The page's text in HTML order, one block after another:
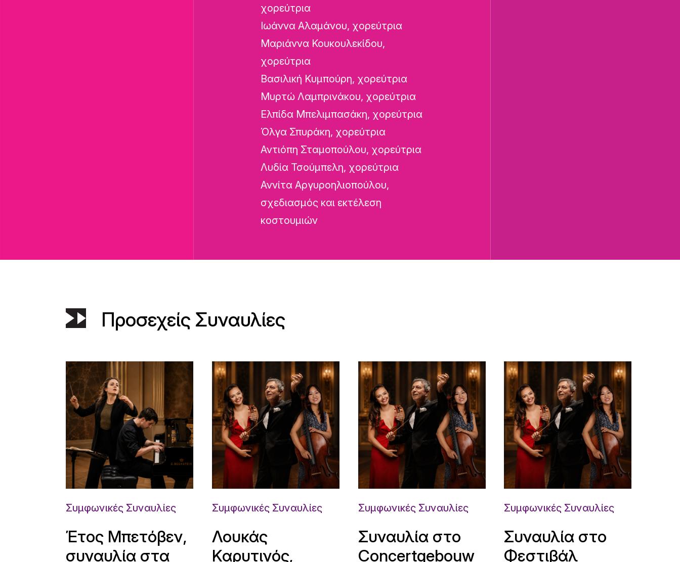
χορεύτρια
Ιωάννα Αλαμάνου, χορεύτρια
Μαριάννα Κουκουλεκίδου,
χορεύτρια
Βασιλική Κυμπούρη, χορεύτρια
Μυρτώ Λαμπρινάκου, χορεύτρια
Ελπίδα Μπελιμπασάκη, χορεύτρια
Όλγα Σπυράκη, χορεύτρια
Αντιόπη Σταμοπούλου, χορεύτρια
Λυδία Τσούμπελη, χορεύτρια
Αννίτα Αργυροηλιοπούλου,
σχεδιασμός και εκτέλεση
κοστουμιών
Προσεχείς Συναυλίες
Συμφωνικές Συναυλίες
Έτος Μπετόβεν,
συναυλία στα
Συμφωνικές Συναυλίες
Λουκάς
Καρυτινός,
Συμφωνικές Συναυλίες
Συναυλία στο
Concertgebouw
Συμφωνικές Συναυλίες
Συναυλία στο
Φεστιβάλ